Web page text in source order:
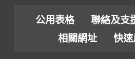
公用表格 聯絡及支
相關網址
快